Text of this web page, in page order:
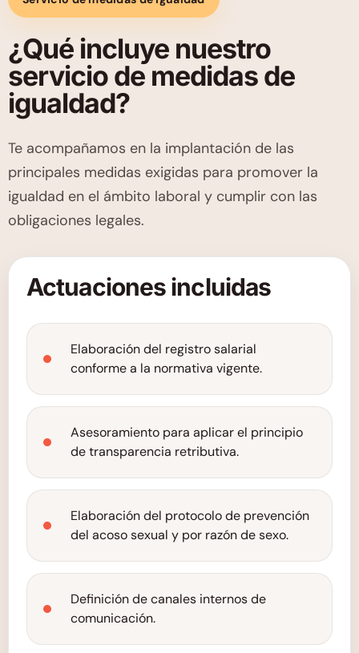
¿Qué incluye nuestro
servicio de medidas de
igualdad?
Te acompañamos en la implantación de las
principales medidas exigidas para promover la
igualdad en el ámbito laboral y cumplir con las
obligaciones legales.
Actuaciones incluidas
Elaboración del registro salarial
conforme a la normativa vigente.
Asesoramiento para aplicar el principio
de transparencia retributiva.
Elaboración del protocolo de prevención
del acoso sexual y por razón de sexo.
Definición de canales internos de
comunicación.